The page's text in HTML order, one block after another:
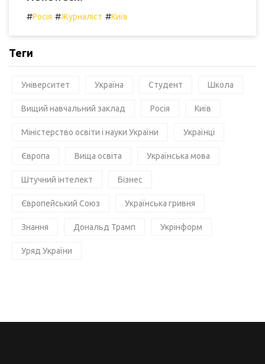
#Росія #Журналіст #Київ
Теги
Університет Україна Студент Школа
Вищий навчальний заклад Росія Київ
Міністерство освіти і науки України Українці
Європа Вища освіта Українська мова
Штучний інтелект Бізнес
Європейський Союз Українська гривня
Знання Дональд Трамп Укрінформ
Уряд України